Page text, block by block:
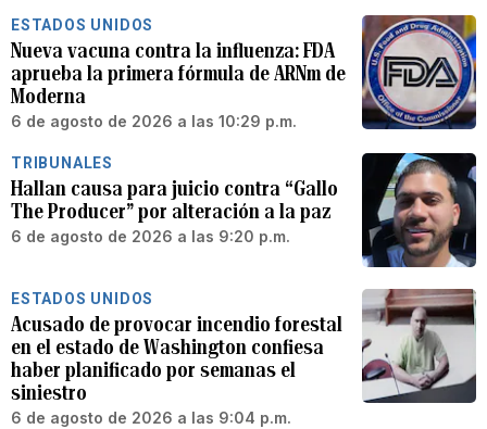
ESTADOS UNIDOS
Nueva vacuna contra la influenza: FDA
aprueba la primera fórmula de ARNm de
Moderna
6 de agosto de 2026 a las 10:29 p.m.
TRIBUNALES
Hallan causa para juicio contra “Gallo
The Producer” por alteración a la paz
6 de agosto de 2026 a las 9:20 p.m.
ESTADOS UNIDOS
Acusado de provocar incendio forestal
en el estado de Washington confiesa
haber planificado por semanas el
siniestro
6 de agosto de 2026 a las 9:04 p.m.